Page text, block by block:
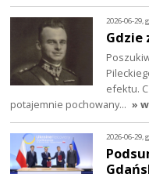
2026-06-29,
Gdzie
efektu.
potajemnie pochowany… »
2026-06-29,